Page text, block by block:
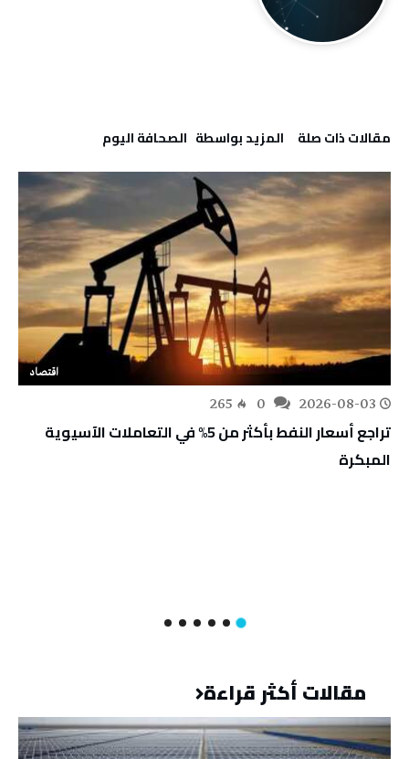
‫مقالات ذات صلة‬ ‫‫المزيد بواسطة‬ ‬ ‭ ‬الصحافة‭ ‬اليوم
اقتصاد
2026-08-03
265
تراجع أسعار النفط بأكثر من 5% في التعاملات الآسيوية
المبكرة
مقالات أكثر قراءة